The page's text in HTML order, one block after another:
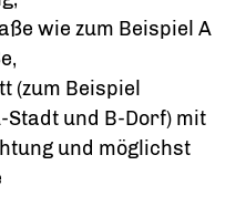
wie zum Beispiel A
,
(zum Beispiel
und B-Dorf) mit
und möglichst